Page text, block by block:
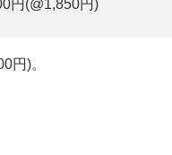
円(@1,850円)
円)。